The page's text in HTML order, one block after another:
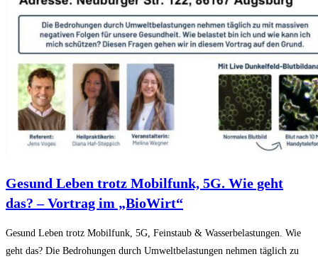
Gesund Leben trotz Mobilfunk, 5G. Wie geht
das? – Vortrag im „BioWirt“
Gesund Leben trotz Mobilfunk, 5G, Feinstaub & Wasserbelastungen. Wie
geht das? Die Bedrohungen durch Umweltbelastungen nehmen täglich zu